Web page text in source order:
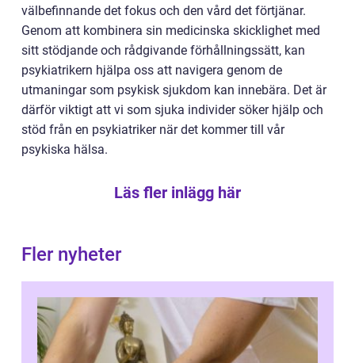
välbefinnande det fokus och den vård det förtjänar.
Genom att kombinera sin medicinska skicklighet med
sitt stödjande och rådgivande förhållningssätt, kan
psykiatrikern hjälpa oss att navigera genom de
utmaningar som psykisk sjukdom kan innebära. Det är
därför viktigt att vi som sjuka individer söker hjälp och
stöd från en psykiatriker när det kommer till vår
psykiska hälsa.
Läs fler inlägg här
Fler nyheter